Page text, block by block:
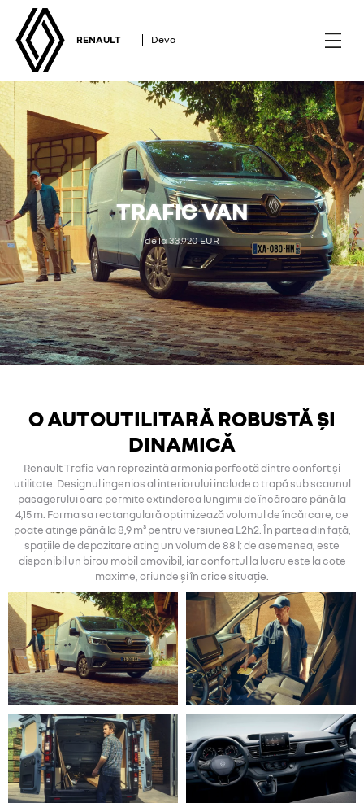
RENAULT Deva
TRAFIC VAN
de la 33.920 EUR
O AUTOUTILITARĂ ROBUSTĂ ȘI
DINAMICĂ
Renault Trafic Van reprezintă armonia perfectă dintre confort și
utilitate. Designul ingenios al interiorului include o trapă sub scaunul
pasagerului care permite extinderea lungimii de încărcare până la
4,15 m. Forma sa rectangulară optimizează volumul de încărcare, ce
poate atinge până la 8,9 m³ pentru versiunea L2h2. În partea din față,
spațiile de depozitare ating un volum de 88 l; de asemenea, este
disponibil un birou mobil amovibil, iar confortul la lucru este la cote
maxime, oriunde și în orice situație.